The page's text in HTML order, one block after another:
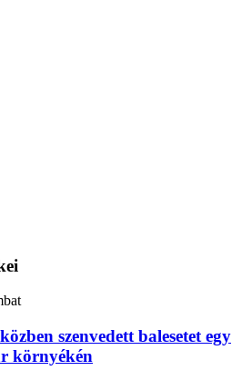
szenvedett balesetet egy
környékén